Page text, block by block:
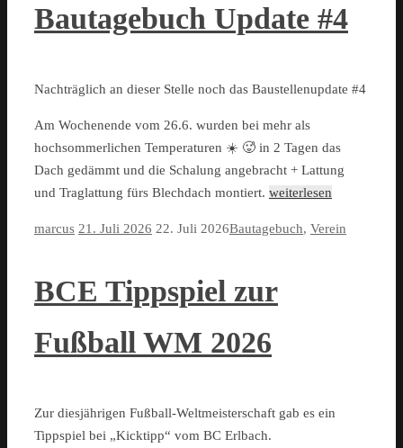
Bautagebuch Update #4
Nachträglich an dieser Stelle noch das Baustellenupdate #4
Am Wochenende vom 26.6. wurden bei mehr als
hochsommerlichen Temperaturen ☀️ 🥵 in 2 Tagen das
Dach gedämmt und die Schalung angebracht + Lattung
und Traglattung fürs Blechdach montiert. weiterlesen
marcus 21. Juli 2026 22. Juli 2026Bautagebuch, Verein
BCE Tippspiel zur
Fußball WM 2026
Zur diesjährigen Fußball-Weltmeisterschaft gab es ein
Tippspiel bei „Kicktipp“ vom BC Erlbach.